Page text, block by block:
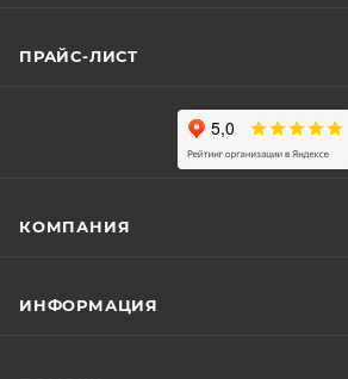
ПРАЙС-ЛИСТ
КОМПАНИЯ
ИНФОРМАЦИЯ